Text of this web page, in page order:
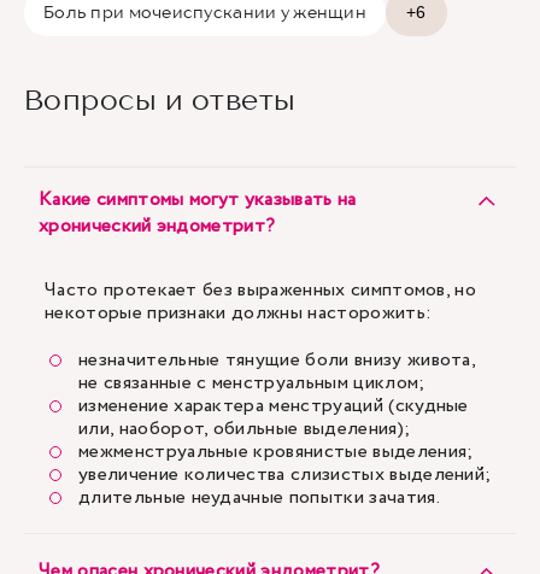
Боль при мочеиспускании у женщин +6
Вопросы и ответы
Какие симптомы могут указывать на
хронический эндометрит?
Часто протекает без выраженных симптомов, но
некоторые признаки должны насторожить:
незначительные тянущие боли внизу живота,
не связанные с менструальным циклом;
изменение характера менструаций (скудные
или, наоборот, обильные выделения);
межменструальные кровянистые выделения;
увеличение количества слизистых выделений;
длительные неудачные попытки зачатия.